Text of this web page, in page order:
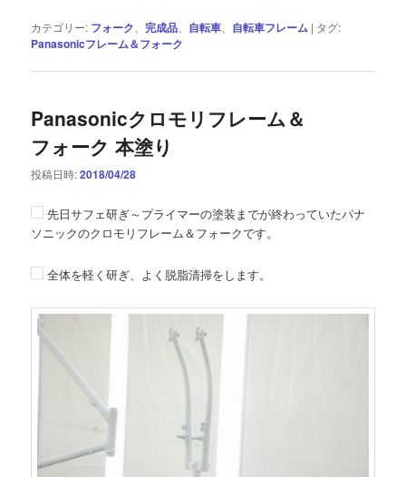
カテゴリー: フォーク 、完成品 自転車 自転車フレーム | タグ:
Panasonicフレーム＆フォーク
Panasonicクロモリフレーム＆
フォーク 本塗り
投稿日時:2018/04/28
先日サフェ研ぎ～プライマーの塗装までが終わっていたパナ
ソニックのクロモリフレーム＆フォークです。
全体を軽く研ぎ、よく脱脂清掃をします。